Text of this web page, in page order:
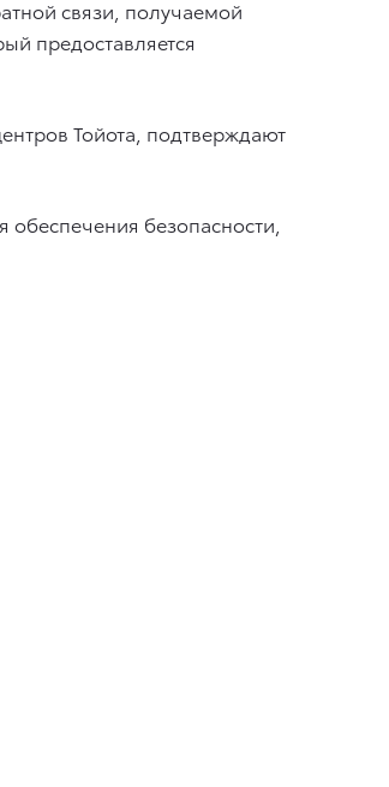
связи, получаемой
предоставляется
Тойота, подтверждают
безопасности,